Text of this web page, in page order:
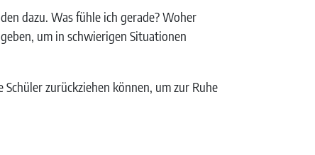
dazu. Was fühle ich gerade? Woher
um in schwierigen Situationen
zurückziehen können, um zur Ruhe